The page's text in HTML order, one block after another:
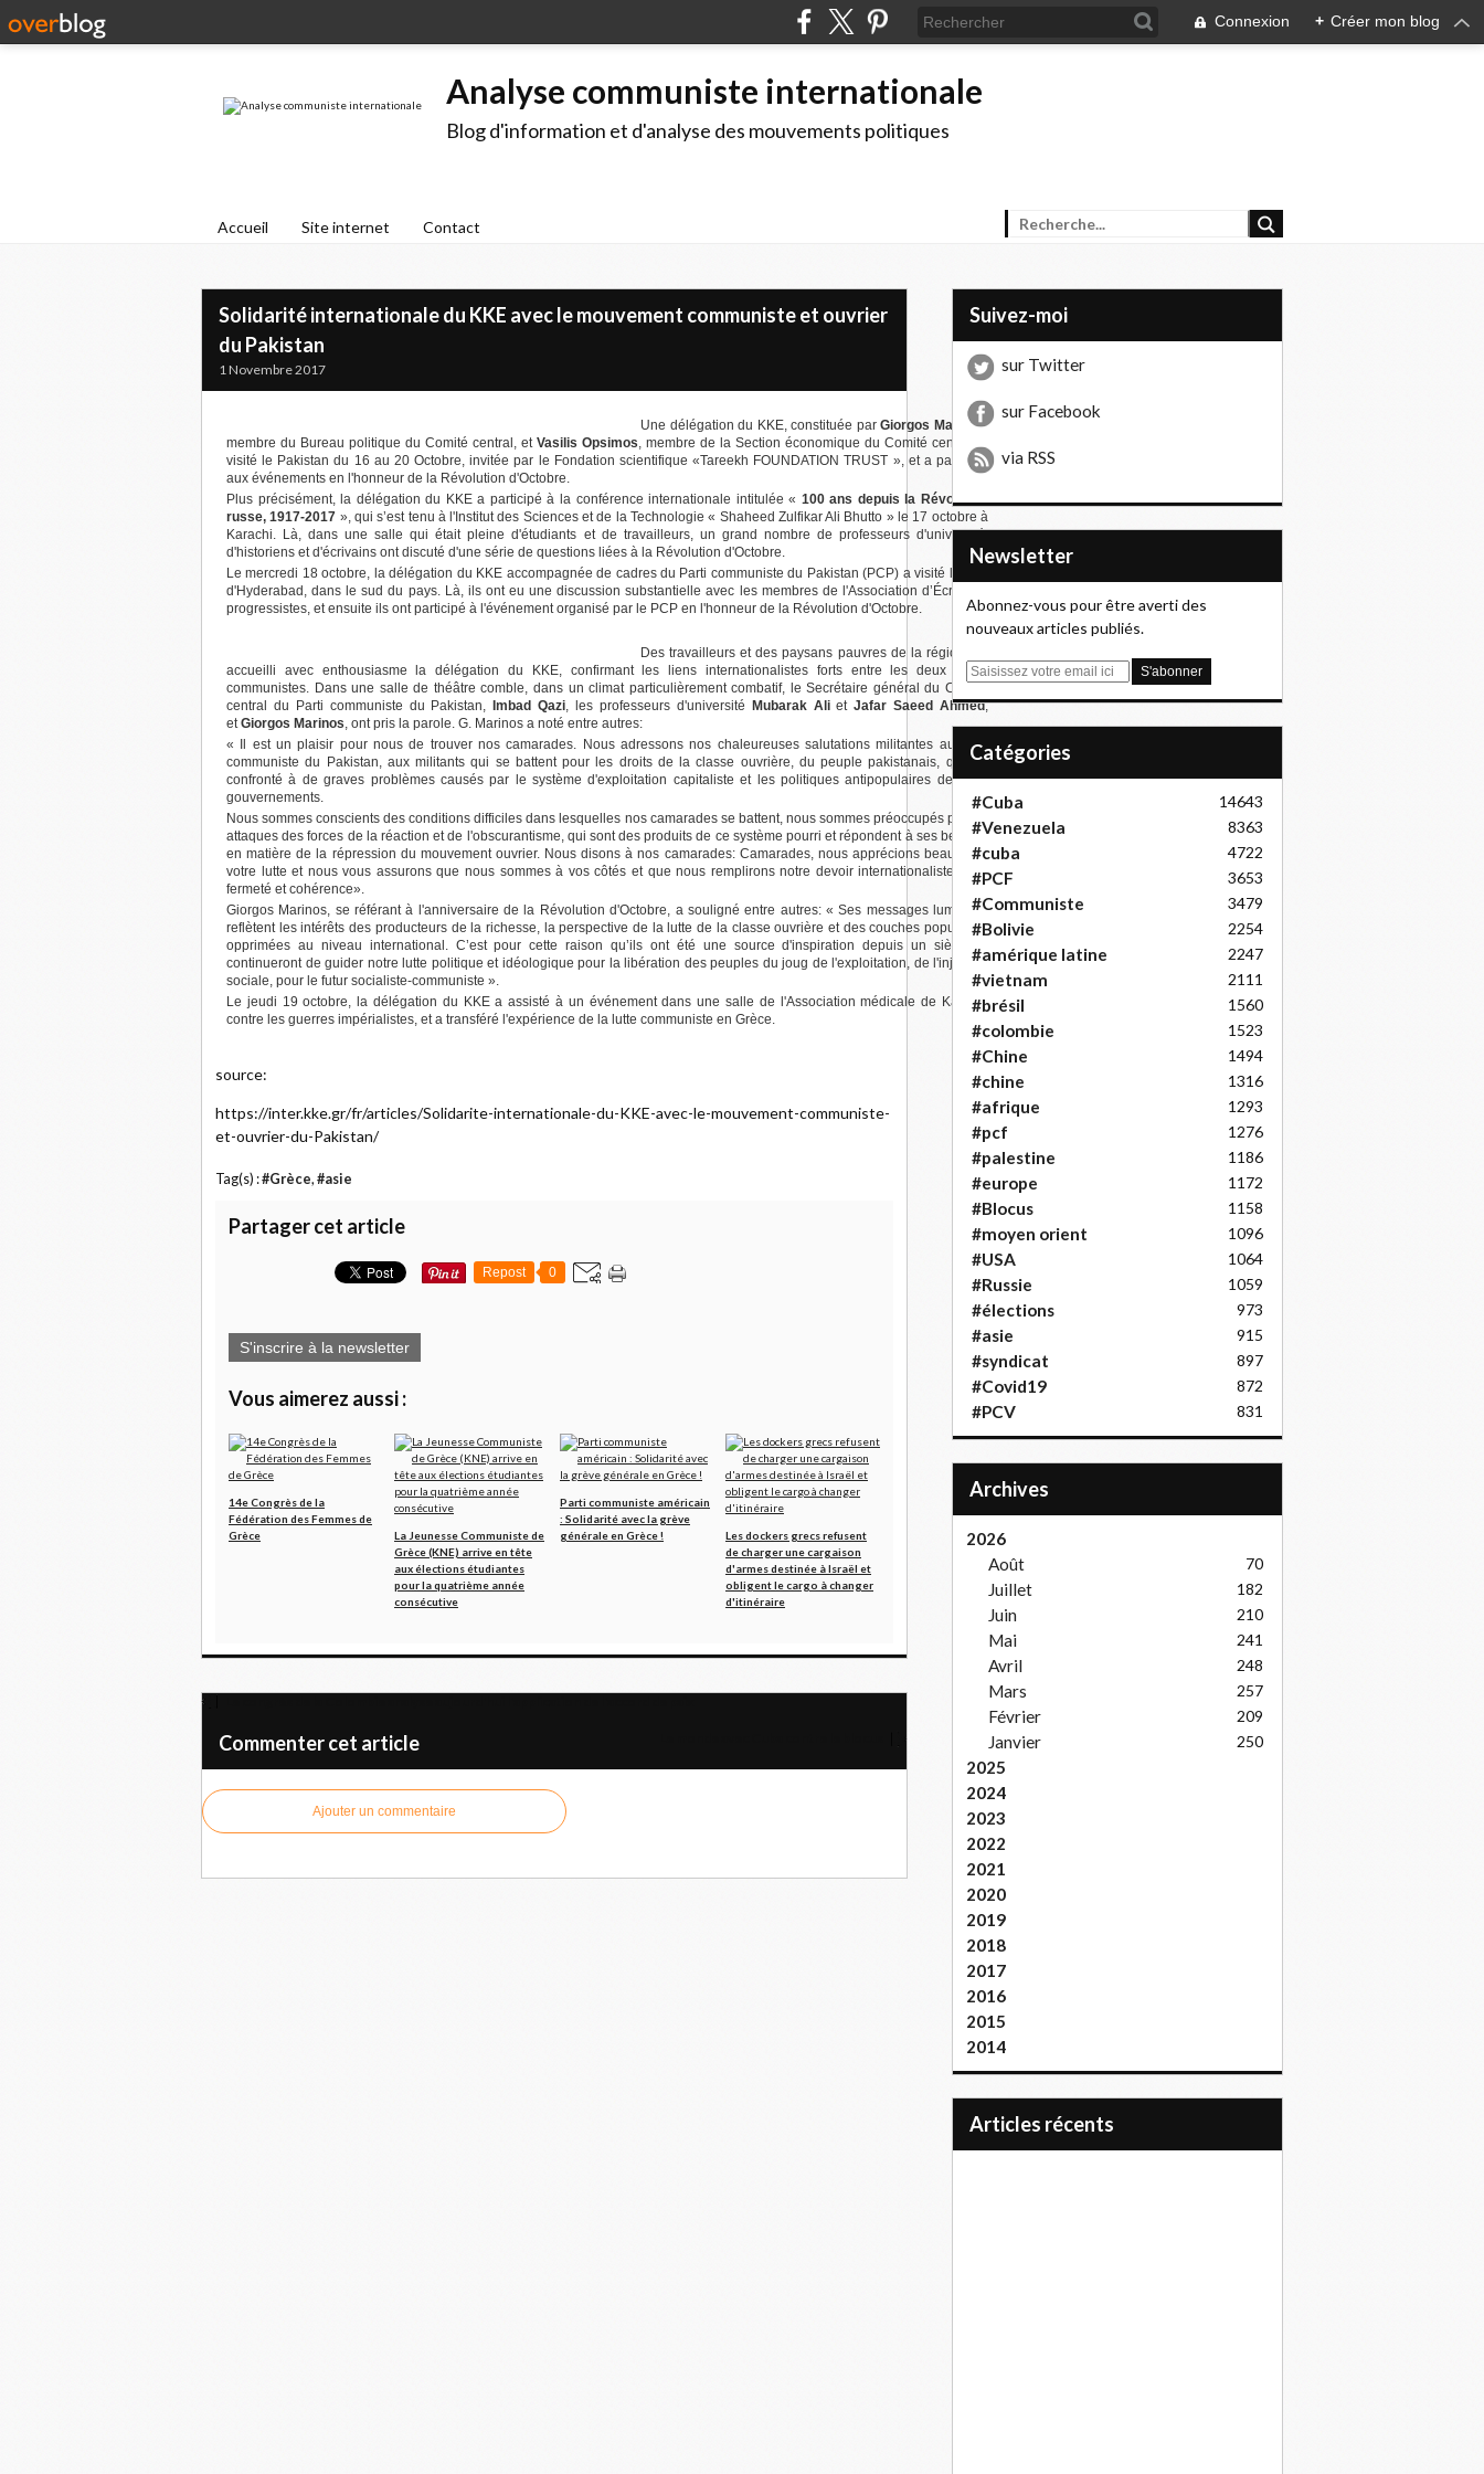
Connexion + Créer mon blog
Analyse communiste internationale
Blog d'information et d'analyse des mouvements politiques
Accueil Site internet Contact
Solidarité internationale du KKE avec le mouvement communiste et ouvrier
du Pakistan
1 Novembre 2017
Une délégation du KKE, constituée par Giorgos Marinos,
membre du Bureau politique du Comité central, et Vasilis Opsimos, membre de la Section économique du Comité central, a
visité le Pakistan du 16 au 20 Octobre, invitée par le Fondation scientifique «Tareekh FOUNDATION TRUST », et a participé
aux événements en l'honneur de la Révolution d'Octobre.
Plus précisément, la délégation du KKE a participé à la conférence internationale intitulée « 100 ans depuis la Révolution
russe, 1917-2017 », qui s’est tenu à l'Institut des Sciences et de la Technologie « Shaheed Zulfikar Ali Bhutto » le 17 octobre à
Karachi. Là, dans une salle qui était pleine d'étudiants et de travailleurs, un grand nombre de professeurs d'université,
d'historiens et d'écrivains ont discuté d'une série de questions liées à la Révolution d'Octobre.
Le mercredi 18 octobre, la délégation du KKE accompagnée de cadres du Parti communiste du Pakistan (PCP) a visité la ville
d'Hyderabad, dans le sud du pays. Là, ils ont eu une discussion substantielle avec les membres de l'Association d’Écrivains
progressistes, et ensuite ils ont participé à l'événement organisé par le PCP en l'honneur de la Révolution d'Octobre.
Des travailleurs et des paysans pauvres de la région ont
accueilli avec enthousiasme la délégation du KKE, confirmant les liens internationalistes forts entre les deux partis
communistes. Dans une salle de théâtre comble, dans un climat particulièrement combatif, le Secrétaire général du Comité
central du Parti communiste du Pakistan,
Imbad Qazi, les professeurs d'université Mubarak Ali et Jafar Saeed Ahmed,
et Giorgos Marinos, ont pris la parole. G. Marinos a noté entre autres:
« Il est un plaisir pour nous de trouver nos camarades. Nous adressons nos chaleureuses salutations militantes au Parti
communiste du Pakistan, aux militants qui se battent pour les droits de la classe ouvrière, du peuple pakistanais, qui est
confronté à de graves problèmes causés par le système d'exploitation capitaliste et les politiques antipopulaires de leurs
gouvernements.
Nous sommes conscients des conditions difficiles dans lesquelles nos camarades se battent, nous sommes préoccupés par les
attaques des forces de la réaction et de l'obscurantisme, qui sont des produits de ce système pourri et répondent à ses besoins
en matière de la répression du mouvement ouvrier. Nous disons à nos camarades: Camarades, nous apprécions beaucoup
votre lutte et nous vous assurons que nous sommes à vos côtés et que nous remplirons notre devoir internationaliste avec
fermeté et cohérence».
Giorgos Marinos, se référant à l'anniversaire de la Révolution d'Octobre, a souligné entre autres: « Ses messages lumineux
reflètent les intérêts des producteurs de la richesse, la perspective de la lutte de la classe ouvrière et des couches populaires
opprimées au niveau international. C’est pour cette raison qu’ils ont été une source d'inspiration depuis un siècle et
continueront de guider notre lutte politique et idéologique pour la libération des peuples du joug de l'exploitation, de l'injustice
sociale, pour le futur socialiste-communiste ».
Le jeudi 19 octobre, la délégation du KKE a assisté à un événement dans une salle de l'Association médicale de Karachi
contre les guerres impérialistes, et a transféré l'expérience de la lutte communiste en Grèce.
source:
https://inter.kke.gr/fr/articles/Solidarite-internationale-du-KKE-avec-le-mouvement-communiste-
et-ouvrier-du-Pakistan/
Tag(s) :#Grèce, #asie
Partager cet article
Repost 0
S'inscrire à la newsletter
Vous aimerez aussi :
14e Congrès de la
Fédération des Femmes de
Grèce
La Jeunesse Communiste de
Grèce (KNE) arrive en tête
aux élections étudiantes
pour la quatrième année
consécutive
Parti communiste américain
: Solidarité avec la grève
générale en Grèce !
Les dockers grecs refusent
de charger une cargaison
d'armes destinée à Israël et
obligent le cargo à changer
d'itinéraire
Commenter cet article
Ajouter un commentaire
Suivez-moi
sur Twitter
sur Facebook
via RSS
Newsletter
Abonnez-vous pour être averti des
nouveaux articles publiés.
E
Catégories
#Cuba 14643
#Venezuela 8363
#cuba 4722
#PCF 3653
#Communiste 3479
#Bolivie 2254
#amérique latine 2247
#vietnam 2111
#brésil 1560
#colombie 1523
#Chine 1494
#chine 1316
#afrique 1293
#pcf 1276
#palestine 1186
#europe 1172
#Blocus 1158
#moyen orient 1096
#USA 1064
#Russie 1059
#élections 973
#asie 915
#syndicat 897
#Covid19 872
#PCV 831
Archives
2026
Août
70
Juillet 182
Juin 210
Mai 241
Avril 248
Mars 257
Février 209
Janvier 250
2025
2024
2023
2022
2021
2020
2019
2018
2017
2016
2015
2014
articles récents